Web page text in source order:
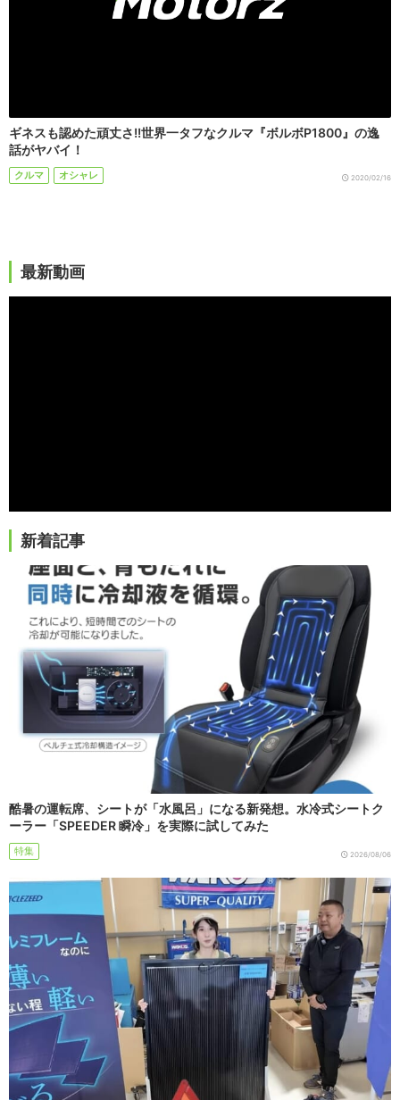
ギネスも認めた頑丈さ!!世界一タフなクルマ『ボルボP1800』の逸
話がヤバイ！
クルマ オシャレ 2020/02/16
最新動画
新着記事
酷暑の運転席、シートが「水風呂」になる新発想。水冷式シートク
ーラー「SPEEDER 瞬冷」を実際に試してみた
特集 2026/08/06